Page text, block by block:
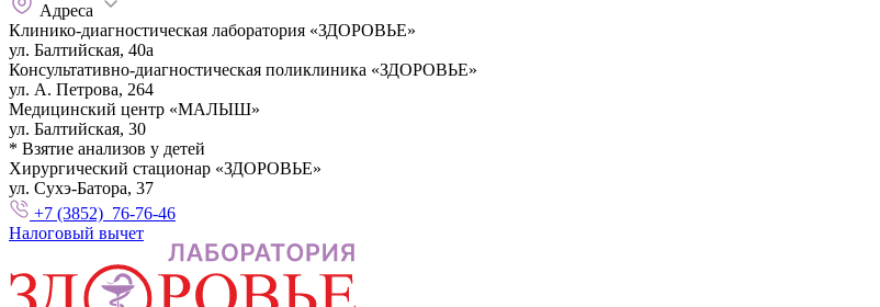
Адреса
Клинико-диагностическая лаборатория «ЗДОРОВЬЕ»
ул. Балтийская, 40а
Консультативно-диагностическая поликлиника «ЗДОРОВЬЕ»
ул. А. Петрова, 264
Медицинский центр «МАЛЫШ»
ул. Балтийская, 30
* Взятие анализов у детей
Хирургический стационар «ЗДОРОВЬЕ»
ул. Сухэ-Батора, 37
+7 (3852) 76-76-46
Налоговый вычет